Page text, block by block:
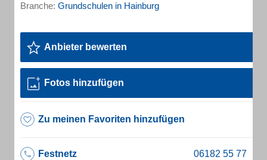
Branche: Grundschulen in Hainburg
Anbieter bewerten
Fotos hinzufügen
Zu meinen Favoriten hinzufügen
Festnetz